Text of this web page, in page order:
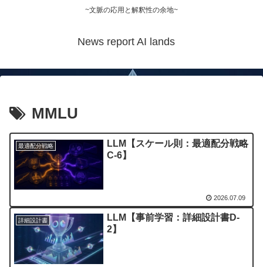
~文脈の応用と解釈性の余地~
News report AI lands
MMLU
最適配分戦略
LLM【スケール則：最適配分戦略
C-6】
2026.07.09
詳細設計書
LLM【事前学習：詳細設計書D-
2】